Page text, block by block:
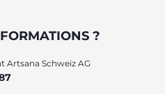
?
Artsana Schweiz AG